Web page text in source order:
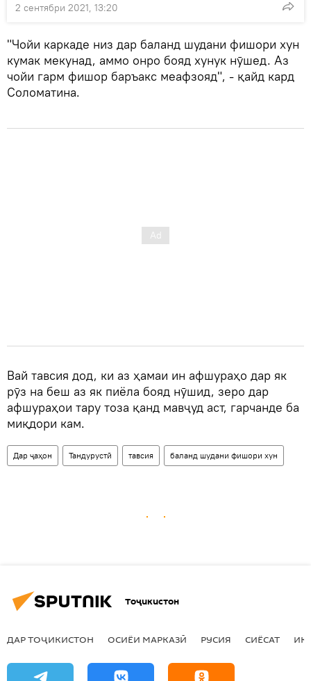
2 сентябри 2021, 13:20
"Чойи каркаде низ дар баланд шудани фишори хун
кумак мекунад, аммо онро бояд хунук нӯшед. Аз
чойи гарм фишор баръакс меафзояд", - қайд кард
Соломатина.
Вай тавсия дод, ки аз ҳамаи ин афшураҳо дар як
рӯз на беш аз як пиёла бояд нӯшид, зеро дар
афшураҳои тару тоза қанд мавҷуд аст, гарчанде ба
миқдори кам.
Дар ҷаҳон Тандурустӣ тавсия баланд шудани фишори хун
Тоҷикистон
ДАР ТОҶИКИСТОН ОСИЁИ МАРКАЗӢ РУСИЯ СИЁСАТ